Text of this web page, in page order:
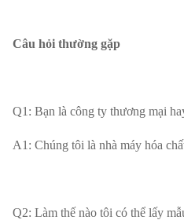
Câu hỏi thường gặp
Q1: Bạn là công ty thương mại
A1: Chúng tôi là nhà máy hóa
Q2: Làm thế nào tôi có thể lấy